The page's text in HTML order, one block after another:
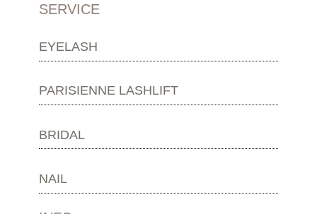
SERVICE
EYELASH
PARISIENNE LASHLIFT
BRIDAL
NAIL